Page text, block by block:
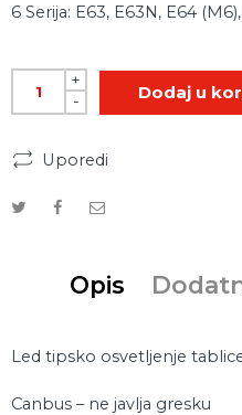
6 Serija: E63, E63N, E64
+
-
Dodaj u
Uporedi
Opis
Led tipsko osvetljenje
Canbus – ne javlja gresku